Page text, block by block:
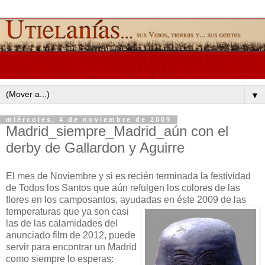
▼
miércoles, 4 de noviembre de 2009
Madrid_siempre_Madrid_aún con el
derby de Gallardon y Aguirre
El mes de Noviembre y si es recién terminada la festividad
de Todos los Santos que aún refulgen los colores de las
flores en los camposantos, ayudadas en éste 2009 de las
temperaturas que ya son casi
las de las calamidades del
anunciado film de 2012, puede
servir para encontrar un Madrid
como siempre lo esperas: